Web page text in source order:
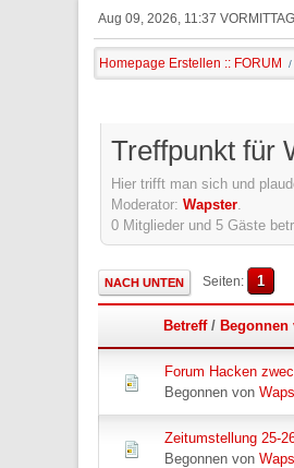
Aug 09, 2026, 11:37 VORMITTAG
Homepage Erstellen :: FORUM /
Treffpunkt für
Hier trifft man sich und
Moderator: Wapster
0 Mitglieder und 5 Gäste
NACH UNTEN Seiten 1
Betreff/ Begonnen
Forum Hacken
Begonnen von
Zeitumstellung 25-
Begonnen von